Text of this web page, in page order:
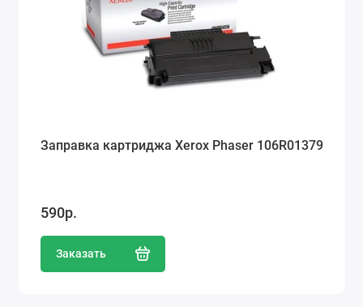
Заправка картриджа Xerox Phaser 106R01379
590р.
Заказать